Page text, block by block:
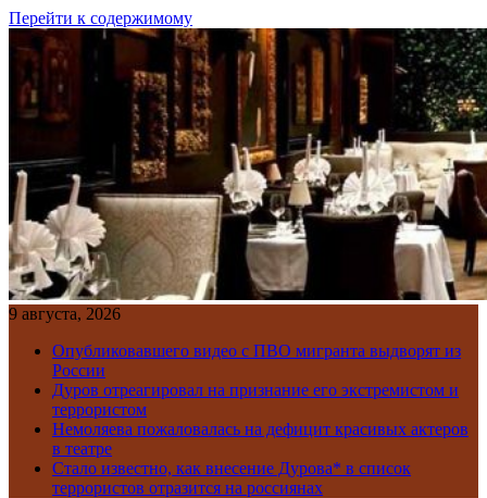
Перейти к содержимому
9 августа, 2026
Опубликовавшего видео с ПВО мигранта выдворят из
России
Дуров отреагировал на признание его экстремистом и
террористом
Немоляева пожаловалась на дефицит красивых актеров
в театре
Стало известно, как внесение Дурова* в список
террористов отразится на россиянах